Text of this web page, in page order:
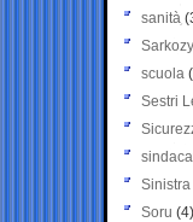
sanità
Sarkozy
scuola
Sestri
Soru (4)